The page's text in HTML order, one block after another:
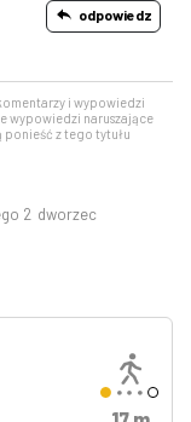
odpowiedz
i wypowiedzi
wypowiedzi naruszające
z tego tytułu
2 dworzec